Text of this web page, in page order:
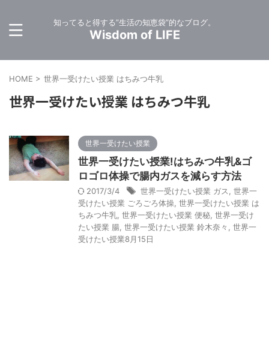
知ってると得する”生活の知恵袋”的なブログ。
Wisdom of LIFE
HOME > 世界一受けたい授業 はちみつ牛乳
世界一受けたい授業 はちみつ牛乳
世界一受けたい授業
世界一受けたい授業!はちみつ牛乳&ゴ
ロゴロ体操で腸内ガスを減らす方法
2017/3/4 世界一受けたい授業 ガス
世界一
受けたい授業 ごろごろ体操 世界一受けたい授業 は
ちみつ牛乳 世界一受けたい授業 便秘 世界一受け
たい授業 腸 世界一受けたい授業 鈴木奈々
世界一
受けたい授業8月15日